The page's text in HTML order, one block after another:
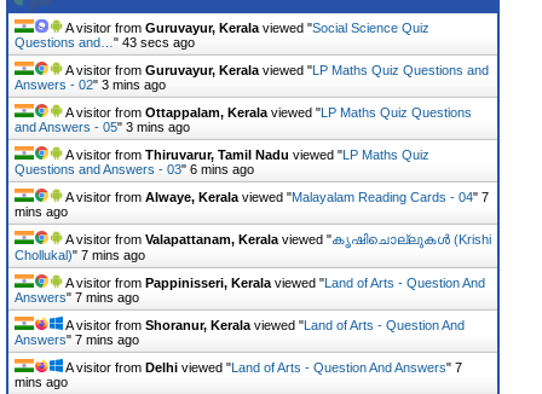
A visitor from Guruvayur, Kerala viewed "Social Science Quiz
Questions and… " 44 secs ago
A visitor from Guruvayur, Kerala viewed "LP Maths Quiz Questions and
Answers - 02" 3 mins ago
A visitor from Ottappalam, Kerala viewed "LP Maths Quiz Questions
and Answers - 05" 3 mins ago
A visitor from Thiruvarur, Tamil Nadu viewed "LP Maths Quiz
Questions and Answers - 03" 7 mins ago
A visitor from Alwaye, Kerala viewed "Malayalam Reading Cards - 04" 7
mins ago
A visitor from Valapattanam, Kerala viewed "കൃഷിചൊല്ലുകൾ (Krishi
Chollukal)" 7 mins ago
A visitor from Pappinisseri, Kerala viewed "Land of Arts - Question And
Answers" 7 mins ago
A visitor from Shoranur, Kerala viewed "Land of Arts - Question And
Answers" 7 mins ago
A visitor from Delhi viewed "Land of Arts - Question And Answers" 7
mins ago